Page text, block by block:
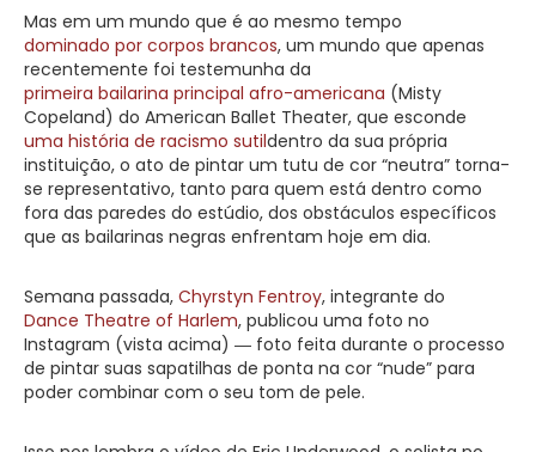
Mas em um mundo que é ao mesmo tempo
dominado por corpos brancos, um mundo que apenas
recentemente foi testemunha da
primeira bailarina principal afro-americana (Misty
Copeland) do American Ballet Theater, que esconde
uma história de racismo sutildentro da sua própria
instituição, o ato de pintar um tutu de cor “neutra” torna-
se representativo, tanto para quem está dentro como
fora das paredes do estúdio, dos obstáculos específicos
que as bailarinas negras enfrentam hoje em dia.
Semana passada, Chyrstyn Fentroy, integrante do
Dance Theatre of Harlem, publicou uma foto no
Instagram (vista acima) ― foto feita durante o processo
de pintar suas sapatilhas de ponta na cor “nude” para
poder combinar com o seu tom de pele.